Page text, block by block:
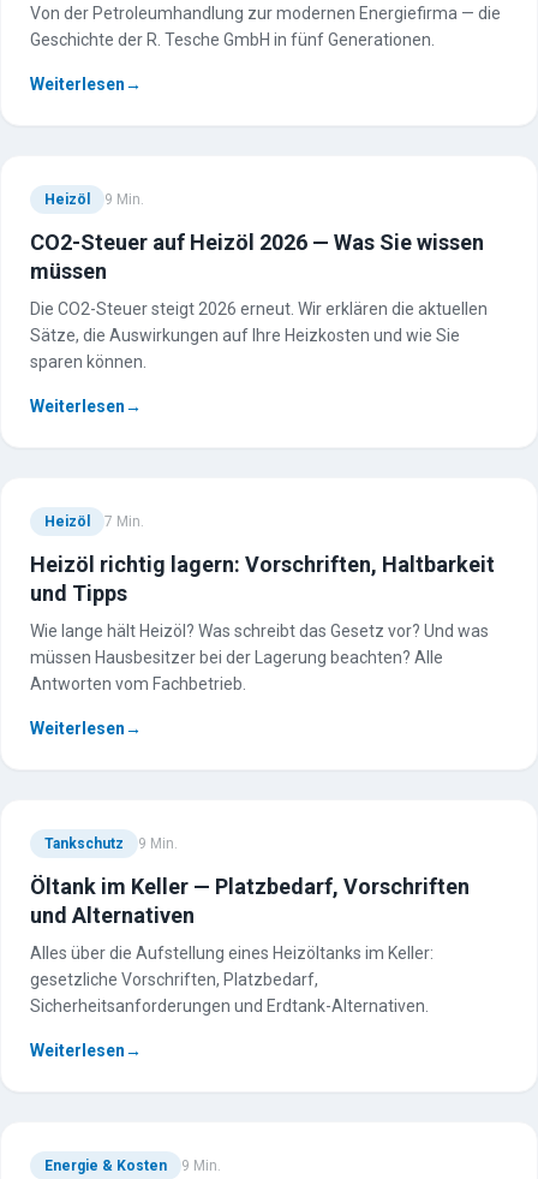
Von der Petroleumhandlung zur modernen Energiefirma — die
Geschichte der R. Tesche GmbH in fünf Generationen.
Weiterlesen→
Heizöl 9 Min.
CO2-Steuer auf Heizöl 2026 — Was Sie wissen
müssen
Die CO2-Steuer steigt 2026 erneut. Wir erklären die aktuellen
Sätze, die Auswirkungen auf Ihre Heizkosten und wie Sie
sparen können.
Weiterlesen→
Heizöl 7 Min.
Heizöl richtig lagern: Vorschriften, Haltbarkeit
und Tipps
Wie lange hält Heizöl? Was schreibt das Gesetz vor? Und was
müssen Hausbesitzer bei der Lagerung beachten? Alle
Antworten vom Fachbetrieb.
Weiterlesen→
Tankschutz 9 Min.
Öltank im Keller — Platzbedarf, Vorschriften
und Alternativen
Alles über die Aufstellung eines Heizöltanks im Keller:
gesetzliche Vorschriften, Platzbedarf,
Sicherheitsanforderungen und Erdtank-Alternativen.
Weiterlesen→
Energie & Kosten 9 Min.